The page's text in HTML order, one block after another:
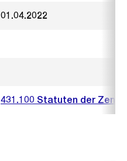
01.04.2022
431.100 Statuten der